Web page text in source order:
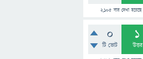
2,105বার দেখা হয়েছে
0
টি ভোট
1
উত্তর